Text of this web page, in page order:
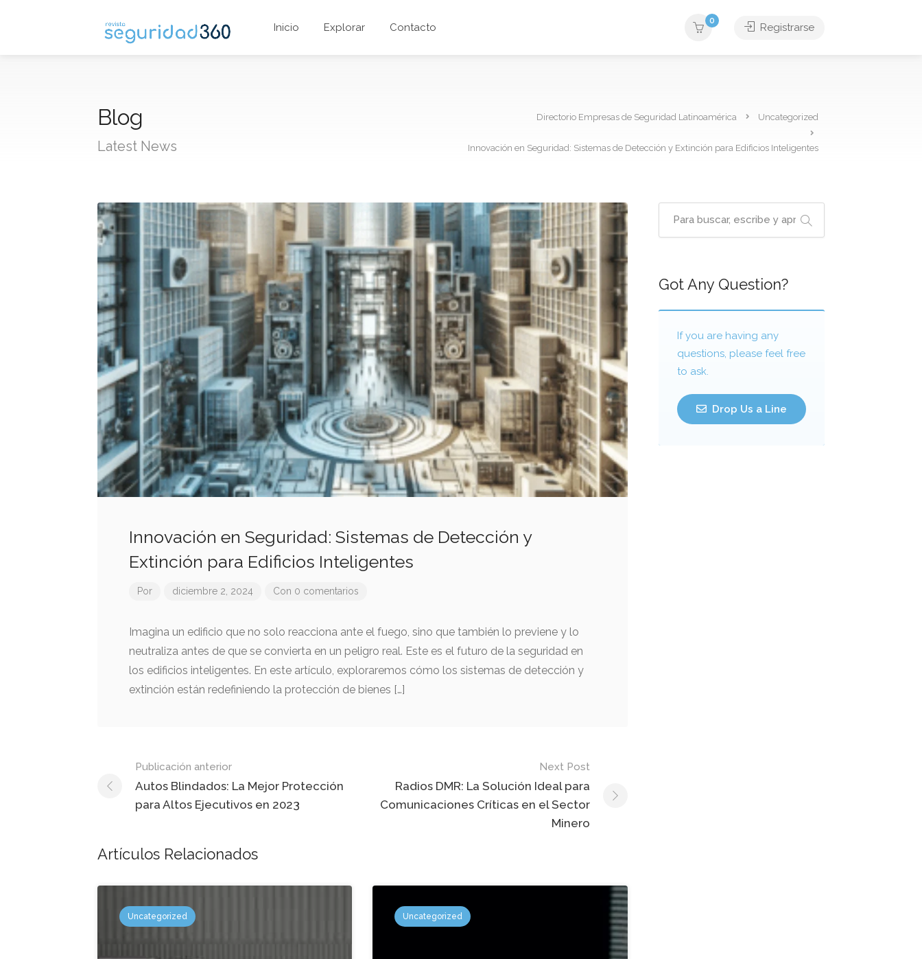
Inicio Explorar Contacto
0
Registrarse
Blog
Latest News
Directorio Empresas de Seguridad Latinoamérica Uncategorized
Innovación en Seguridad: Sistemas de Detección y Extinción para Edificios Inteligentes
Innovación en Seguridad: Sistemas de Detección y
Extinción para Edificios Inteligentes
Por diciembre 2, 2024 Con 0 comentarios
Imagina un edificio que no solo reacciona ante el fuego, sino que también lo previene y lo
neutraliza antes de que se convierta en un peligro real. Este es el futuro de la seguridad en
los edificios inteligentes. En este artículo, exploraremos cómo los sistemas de detección y
extinción están redefiniendo la protección de bienes […]
Mensaje
de
navegación
Publicación anterior
Autos Blindados: La Mejor Protección
para Altos Ejecutivos en 2023
Next Post
Radios DMR: La Solución Ideal para
Comunicaciones Críticas en el Sector
Minero
Artículos Relacionados
Uncategorized Uncategorized
Got Any Question?
If you are having any
questions, please feel free
to ask.
Drop Us a Line